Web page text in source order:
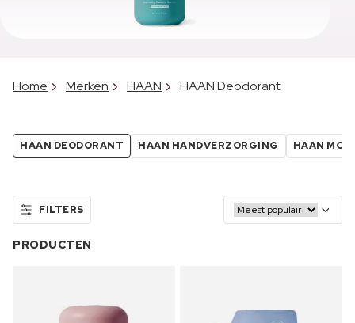
Home Merken HAAN HAAN Deodorant
HAAN DEODORANT HAAN HANDVERZORGING HAAN
FILTERS
PRODUCTEN